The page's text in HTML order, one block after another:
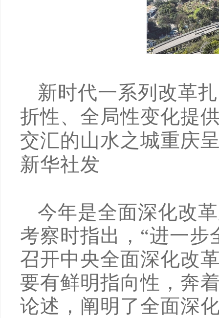
新时代一系列改革
折性、全局性变化提
交汇的山水之城重庆
新华社发
今年是全面深化改
考察时指出，“进一
召开中央全面深化改
要有鲜明指向性，奔
论述，阐明了全面深